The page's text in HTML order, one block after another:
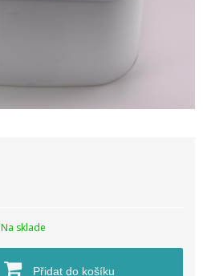
Na sklade
Přidat do košíku